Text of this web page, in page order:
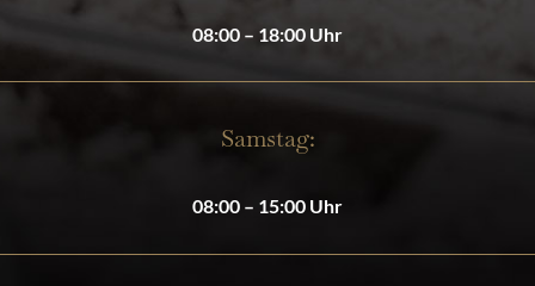
08:00 – 18:00 Uhr
Samstag:
08:00 – 15:00 Uhr